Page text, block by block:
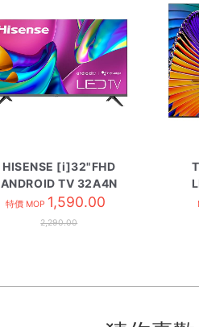
HISENSE [i]32"FHD
ANDROID TV 32A4N
特價 MOP 1,590.00
2,290.00